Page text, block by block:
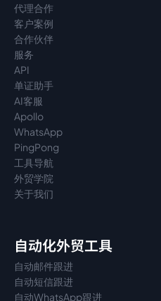
代理合作
客户案例
合作伙伴
服务
API
单证助手
AI客服
Apollo
WhatsApp
PingPong
工具导航
外贸学院
关于我们
自动化外贸工具
自动邮件跟进
自动短信跟进
自动WhatsApp跟进